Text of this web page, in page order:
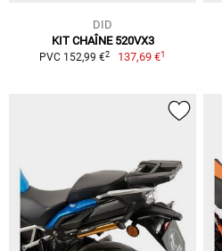
DID
KIT CHAÎNE 520VX3
PVC 152,99 €2 137,69 €1